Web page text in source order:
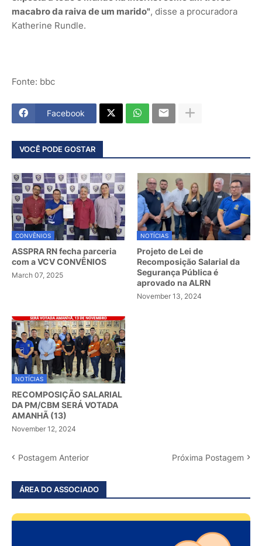
macabro da raiva de um marido", disse a procuradora
Katherine Rundle.
Fonte: bbc
Facebook
VOCÊ PODE GOSTAR
CONVÊNIOS
ASSPRA RN fecha parceria
com a VCV CONVÊNIOS
March 07, 2025
NOTÍCIAS
Projeto de Lei de
Recomposição Salarial da
Segurança Pública é
aprovado na ALRN
November 13, 2024
NOTÍCIAS
RECOMPOSIÇÃO SALARIAL
DA PM/CBM SERÁ VOTADA
AMANHÃ (13)
November 12, 2024
Postagem Anterior Próxima Postagem
ÁREA DO ASSOCIADO